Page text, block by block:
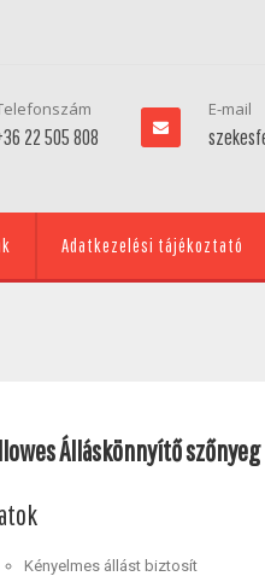
22 505 808
E-mail
Adatkezelési tájékoztató
Álláskönnyítő szőnyeg
Kényelmes állást biztosít